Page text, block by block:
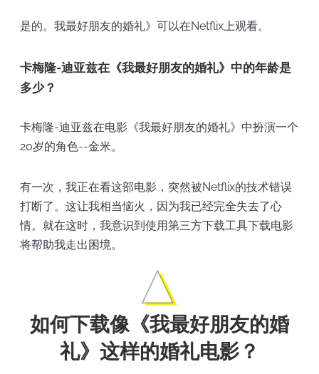
是的。我最好朋友的婚礼》可以在Netflix上观看。
卡梅隆-迪亚兹在《我最好朋友的婚礼》中的年龄是
多少？
卡梅隆-迪亚兹在电影《我最好朋友的婚礼》中扮演一个
20岁的角色--金米。
有一次，我正在看这部电影，突然被Netflix的技术错误
打断了。这让我相当恼火，因为我已经完全失去了心
情。就在这时，我意识到使用第三方下载工具下载电影
将帮助我走出困境。
如何下载像《我最好朋友的婚
礼》这样的婚礼电影？